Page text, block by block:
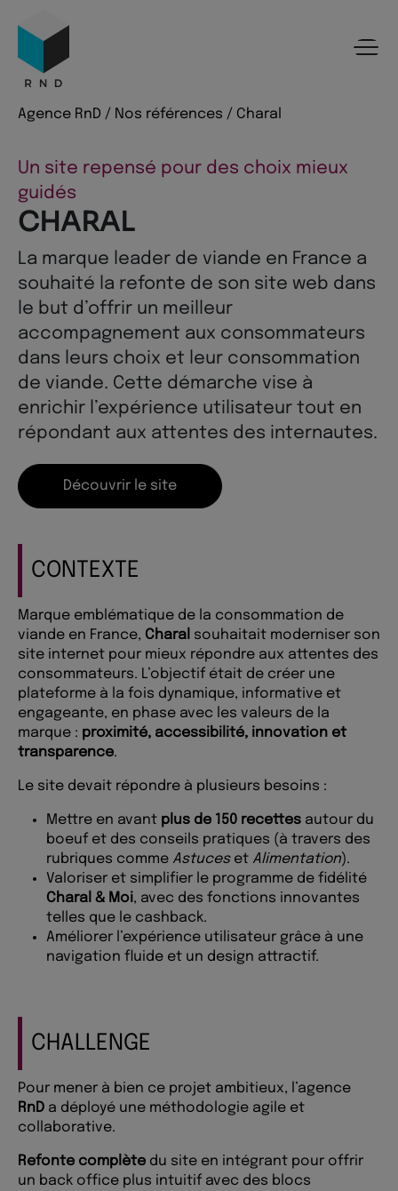
Recherche
Pied de page
Agence RnD / Nos références / Charal
Un site repensé pour des choix mieux
guidés
CHARAL
La marque leader de viande en France a
souhaité la refonte de son site web dans
le but d’offrir un meilleur
accompagnement aux consommateurs
dans leurs choix et leur consommation
de viande. Cette démarche vise à
enrichir l’expérience utilisateur tout en
répondant aux attentes des internautes.
Découvrir le site
CONTEXTE
Marque emblématique de la consommation de
viande en France, Charal souhaitait moderniser son
site internet pour mieux répondre aux attentes des
consommateurs. L’objectif était de créer une
plateforme à la fois dynamique, informative et
engageante, en phase avec les valeurs de la
marque : proximité, accessibilité, innovation et
transparence.
Le site devait répondre à plusieurs besoins :
Mettre en avant plus de 150 recettes autour du
boeuf et des conseils pratiques (à travers des
rubriques comme Astuceset Alimentation).
Valoriser et simplifier le programme de fidélité
Charal & Moi, avec des fonctions innovantes
telles que le cashback.
Améliorer l’expérience utilisateur grâce à une
navigation fluide et un design attractif.
CHALLENGE
Pour mener à bien ce projet ambitieux, l’agence
RnD a déployé une méthodologie agile et
collaborative.
Refonte complète du site en intégrant pour offrir
un back office plus intuitif avec des blocs